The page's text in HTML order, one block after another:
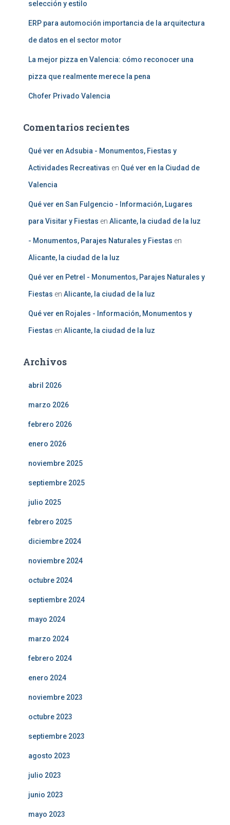
selección y estilo
ERP para automoción importancia de la arquitectura
de datos en el sector motor
La mejor pizza en Valencia: cómo reconocer una
pizza que realmente merece la pena
Chofer Privado Valencia
Comentarios recientes
Qué ver en Adsubia - Monumentos, Fiestas y
Actividades Recreativas en Qué ver en la Ciudad de
Valencia
Qué ver en San Fulgencio - Información, Lugares
para Visitar y Fiestas en Alicante, la ciudad de la luz
- Monumentos, Parajes Naturales y Fiestas en
Alicante, la ciudad de la luz
Qué ver en Petrel - Monumentos, Parajes Naturales y
Fiestas en Alicante, la ciudad de la luz
Qué ver en Rojales - Información, Monumentos y
Fiestas en Alicante, la ciudad de la luz
Archivos
abril 2026
marzo 2026
febrero 2026
enero 2026
noviembre 2025
septiembre 2025
julio 2025
febrero 2025
diciembre 2024
noviembre 2024
octubre 2024
septiembre 2024
mayo 2024
marzo 2024
febrero 2024
enero 2024
noviembre 2023
octubre 2023
septiembre 2023
agosto 2023
julio 2023
junio 2023
mayo 2023